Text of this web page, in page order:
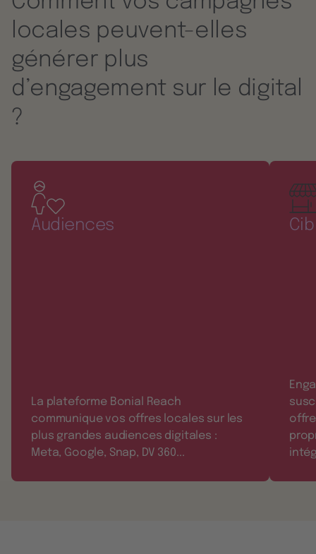
locales peuvent-elles
générer plus
d’engagement sur le digital
?
Audiences
La plateforme Bonial Reach
communique vos offres locales sur les
plus grandes audiences digitales :
Meta, Google, Snap, DV 360...